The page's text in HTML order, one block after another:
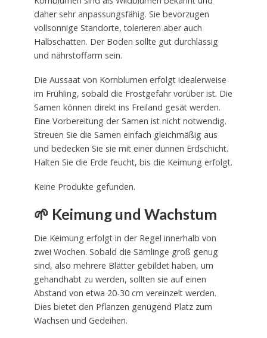
daher sehr anpassungsfähig. Sie bevorzugen
vollsonnige Standorte, tolerieren aber auch
Halbschatten. Der Boden sollte gut durchlässig
und nährstoffarm sein.
Die Aussaat von Kornblumen erfolgt idealerweise
im Frühling, sobald die Frostgefahr vorüber ist. Die
Samen können direkt ins Freiland gesät werden.
Eine Vorbereitung der Samen ist nicht notwendig.
Streuen Sie die Samen einfach gleichmäßig aus
und bedecken Sie sie mit einer dünnen Erdschicht.
Halten Sie die Erde feucht, bis die Keimung erfolgt.
Keine Produkte gefunden.
🌱 Keimung und Wachstum
Die Keimung erfolgt in der Regel innerhalb von
zwei Wochen. Sobald die Sämlinge groß genug
sind, also mehrere Blätter gebildet haben, um
gehandhabt zu werden, sollten sie auf einen
Abstand von etwa 20-30 cm vereinzelt werden.
Dies bietet den Pflanzen genügend Platz zum
Wachsen und Gedeihen.